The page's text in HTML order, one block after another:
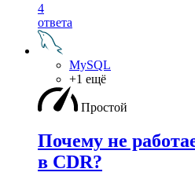
4
ответа
MySQL
+1 ещё
Простой
Почему не
в CDR?